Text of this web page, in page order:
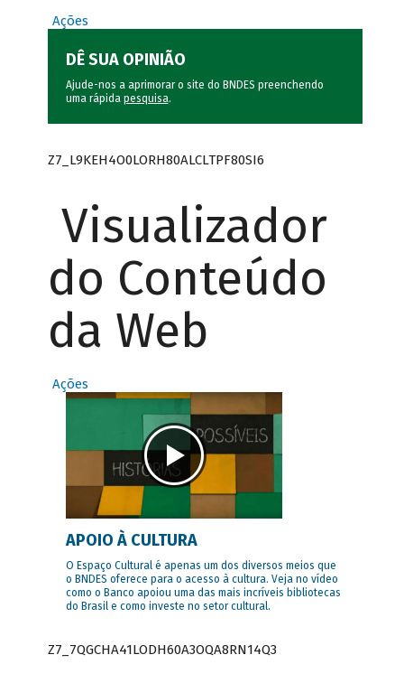
Ações
DÊ SUA OPINIÃO
Ajude-nos a aprimorar o site do BNDES preenchendo
uma rápida pesquisa.
Z7_L9KEH4O0LORH80ALCLTPF80SI6
Visualizador
do Conteúdo
da Web
Ações
APOIO À CULTURA
O Espaço Cultural é apenas um dos diversos meios que
o BNDES oferece para o acesso à cultura. Veja no vídeo
como o Banco apoiou uma das mais incríveis bibliotecas
do Brasil e como investe no setor cultural.
Z7_7QGCHA41LODH60A3OQA8RN14Q3